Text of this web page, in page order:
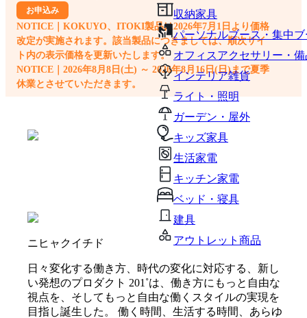
収納家具
パーソナルブース・集中
オフィスアクセサリー・備
インテリア雑貨
ライト・照明
ガーデン・屋外
キッズ家具
生活家電
キッチン家電
ベッド・寝具
建具
アウトレット商品
お申込み
NOTICE｜KOKUYO、ITOKI製品は2026年7月1日より価格
改定が実施されます。該当製品につきましては、順次サイ
ト内の表示価格を更新いたします。
NOTICE｜2026年8月8日(土) ～ 2026年8月16日(日)まで夏季
休業とさせていただきます。
ニヒャクイチド
日々変化する働き方、時代の変化に対応する、新し
い発想のプロダクト 201˚は、働き方にもっと自由な
視点を、そしてもっと自由な働くスタイルの実現を
目指し誕生した。 働く時間、生活する時間、あらゆ